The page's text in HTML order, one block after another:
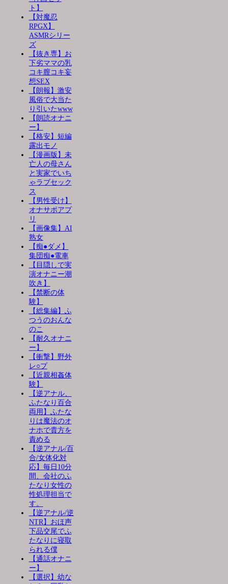
ト】
【対魔忍
RPGX】
ASMRシリー
ズ
【抜き専】お
下劣ママの乳
コキ膣コキ妄
想SEX
【朗報】激安
風俗で大当た
り引いたwww
【朗読オナニ
ー】
【格安】短編
露出モノ
【漫画版】未
亡人の母さん
と実家でいち
ゃラブセック
ス
【男性受け】
オナサポアプ
リ
【画像集】AI
熟女
【痴●ダメ】
集団痴●電車
【目隠しで実
演オナニー潮
吹き】
【禁断の体
験】
【総集編】ふ
つうのおんな
のこ
【耐久オナニ
ー】
【衝撃】野外
レ○プ
【近親相姦体
験】
【逆アナル、
ふたなり百合
両用】ふたな
りは魔法のオ
ナホで貴方を
責める
【逆アナル/百
合/女体化対
応】毎日10分
間、会社のふ
たなり女性の
性処理担当で
す。
【逆アナル/逆
NTR】おほ声
下品交尾でふ
たなりに寝取
られる僕
【通話オナニ
ー】
【選択】幼な